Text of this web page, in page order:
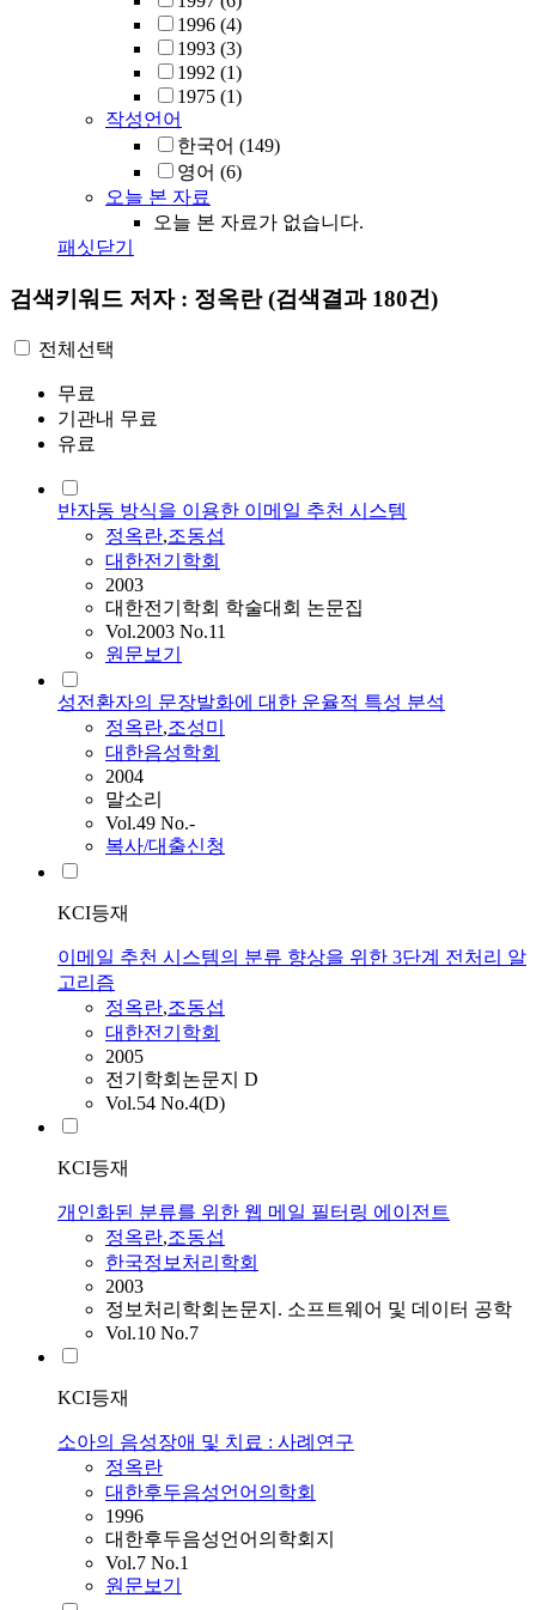
1996 (4)
1993 (3)
1992 (1)
1975 (1)
작성언어
한국어 (149)
영어 (6)
오늘 본 자료
오늘 본 자료가 없습니다.
패싯닫기
검색키워드 저자 : 정옥란(검색결과 180건)
전체선택
무료
기관내 무료
유료
반자동 방식을 이용한 이메일 추천 시스템
정옥란,조동섭
대한전기학회
2003
대한전기학회 학술대회 논문집
Vol.2003 No.11
원문보기
성전환자의 문장발화에 대한 운율적 특성 분석
정옥란,조성미
대한음성학회
2004
말소리
Vol.49 No.-
복사/대출신청
KCI등재
이메일 추천 시스템의 분류 향상을 위한 3단계 전처리 알
고리즘
정옥란,조동섭
대한전기학회
2005
전기학회논문지 D
Vol.54 No.4(D)
KCI등재
개인화된 분류를 위한 웹 메일 필터링 에이전트
정옥란,조동섭
한국정보처리학회
2003
정보처리학회논문지. 소프트웨어 및 데이터 공학
Vol.10 No.7
KCI등재
소아의 음성장애 및 치료 : 사례연구
정옥란
대한후두음성언어의학회
1996
대한후두음성언어의학회지
Vol.7 No.1
원문보기